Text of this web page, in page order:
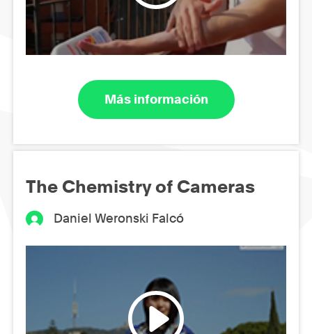
Más información
The Chemistry of Cameras
Daniel Weronski Falcó